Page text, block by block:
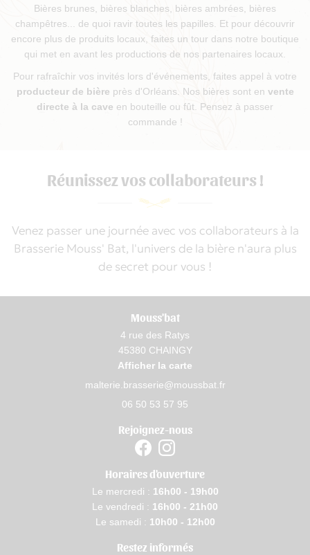
Bières brunes, bières blanches, bières ambrées, bières
champêtres... de quoi ravir toutes les papilles. Et pour découvrir
encore plus de produits locaux, faites un tour dans notre boutique
qui met en avant les productions de nos partenaires locaux.
Pour rafraîchir vos invités lors d'événements, faites appel à votre
producteur de bière près d'Orléans. Nos bières sont en vente
directe à la cave en bouteille ou fût. Pensez à passer
commande !
Réunissez vos collaborateurs !
Venez passer une journée avec vos collaborateurs à la
Brasserie Mouss' Bat, l'univers de la bière n'aura plus
de secret pour vous !
Mouss'bat
4 rue des Ratys
45380 CHAINGY
Afficher la carte
06 50 53 57 95
Rejoignez-nous
Horaires d'ouverture
Le mercredi : 16h00 - 19h00
Le vendredi : 16h00 - 21h00
Le samedi : 10h00 - 12h00
Restez informés